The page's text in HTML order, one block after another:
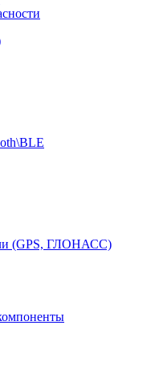
(GPS, ГЛОНАСС)